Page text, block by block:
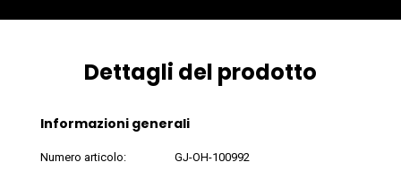
Dettagli del prodotto
Informazioni generali
Numero articolo:
GJ-OH-100992